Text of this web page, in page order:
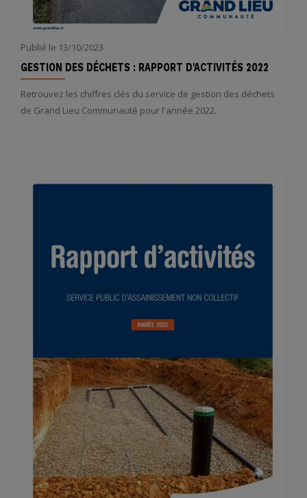
Publié le 13/10/2023
GESTION DES DÉCHETS : RAPPORT D'ACTIVITÉS 2022
Retrouvez les chiffres clés du service de gestion des déchets
de Grand Lieu Communauté pour l'année 2022.